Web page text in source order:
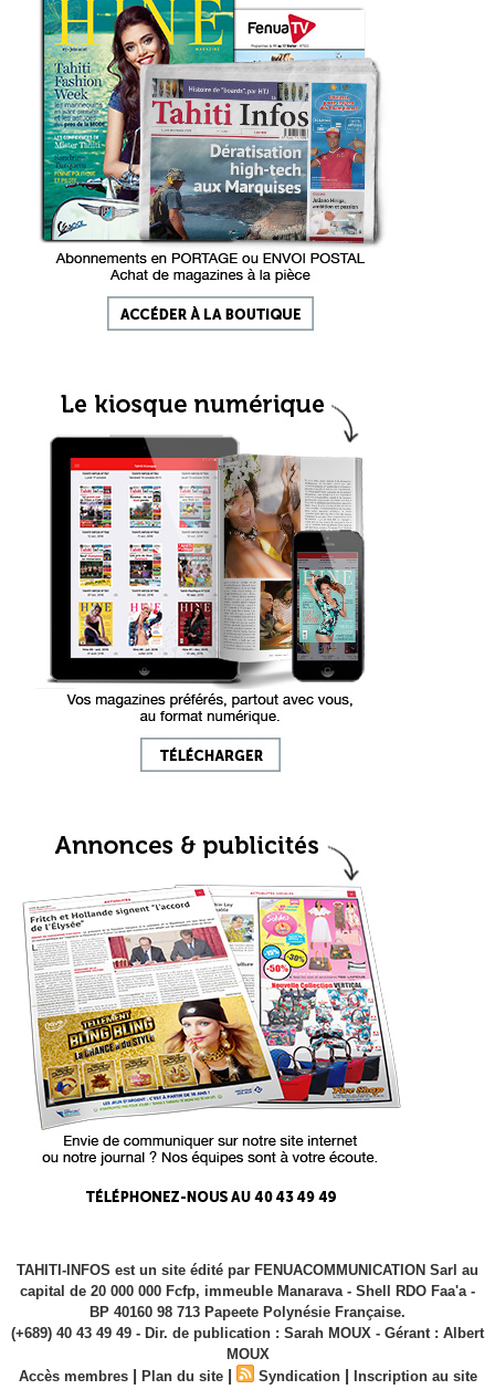
TAHITI-INFOS est un site édité par FENUACOMMUNICATION Sarl au
capital de 20 000 000 Fcfp, immeuble Manarava - Shell RDO Faa'a -
BP 40160 98 713 Papeete Polynésie Française.
(+689) 40 43 49 49 - Dir. de publication : Sarah MOUX - Gérant : Albert
MOUX
Accès membres | Plan du site | Syndication | Inscription au site